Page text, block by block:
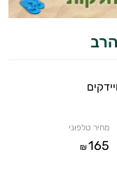
מחיר טלפוני
165
₪